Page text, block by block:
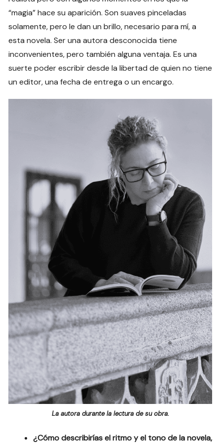
“magia” hace su aparición. Son suaves pinceladas
solamente, pero le dan un brillo, necesario para mí, a
esta novela. Ser una autora desconocida tiene
inconvenientes, pero también alguna ventaja. Es una
suerte poder escribir desde la libertad de quien no tiene
un editor, una fecha de entrega o un encargo.
La autora durante la lectura de su obra.
¿Cómo describirías el ritmo y el tono de la novela,